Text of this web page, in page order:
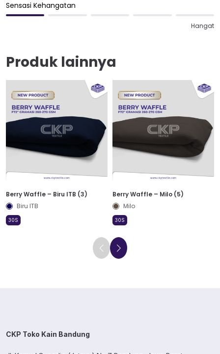
Sensasi Kehangatan
Hangat
Produk lainnya
Berry Waffle – Biru ITB (3)
Biru ITB
30S
Berry Waffle – Milo (5)
Milo
30S
CKP Toko Kain Bandung